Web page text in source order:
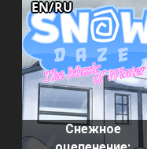
Снежное
EN/RU